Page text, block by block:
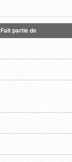
Fait partie de